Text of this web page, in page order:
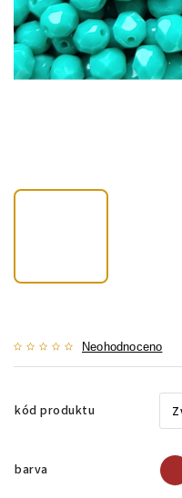
Neohodnoceno
kód produktu
barva